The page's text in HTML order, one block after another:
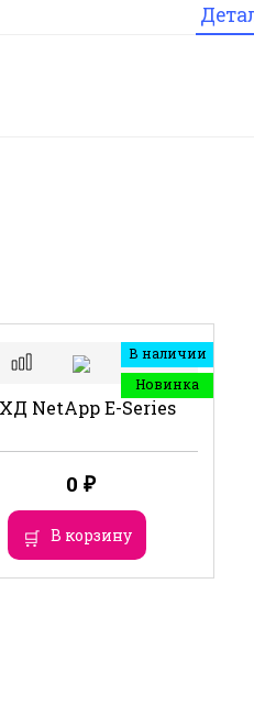
В наличии
Новинка
NetApp E-Series
0 ₽
В корзину